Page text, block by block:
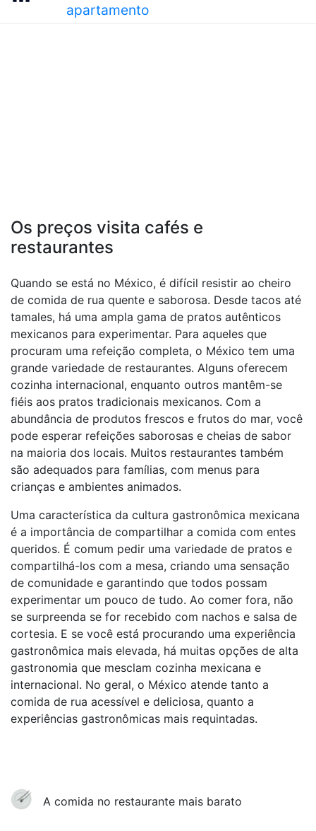
apartamento
Os preços visita cafés e
restaurantes
Quando se está no México, é difícil resistir ao cheiro
de comida de rua quente e saborosa. Desde tacos até
tamales, há uma ampla gama de pratos autênticos
mexicanos para experimentar. Para aqueles que
procuram uma refeição completa, o México tem uma
grande variedade de restaurantes. Alguns oferecem
cozinha internacional, enquanto outros mantêm-se
fiéis aos pratos tradicionais mexicanos. Com a
abundância de produtos frescos e frutos do mar, você
pode esperar refeições saborosas e cheias de sabor
na maioria dos locais. Muitos restaurantes também
são adequados para famílias, com menus para
crianças e ambientes animados.
Uma característica da cultura gastronômica mexicana
é a importância de compartilhar a comida com entes
queridos. É comum pedir uma variedade de pratos e
compartilhá-los com a mesa, criando uma sensação
de comunidade e garantindo que todos possam
experimentar um pouco de tudo. Ao comer fora, não
se surpreenda se for recebido com nachos e salsa de
cortesia. E se você está procurando uma experiência
gastronômica mais elevada, há muitas opções de alta
gastronomia que mesclam cozinha mexicana e
internacional. No geral, o México atende tanto a
comida de rua acessível e deliciosa, quanto a
experiências gastronômicas mais requintadas.
A comida no restaurante mais barato